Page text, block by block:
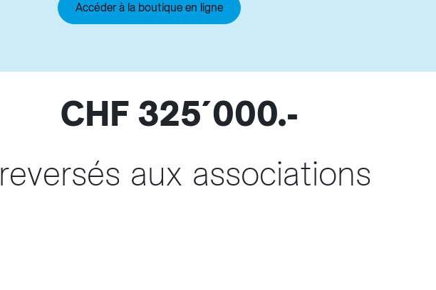
Accéder à la boutique en ligne
CHF 325´000.-
reversés aux associations